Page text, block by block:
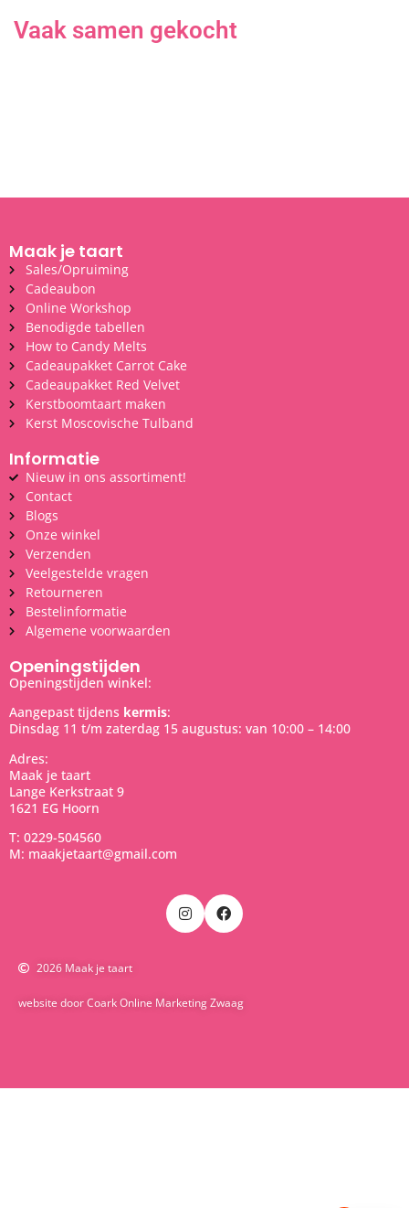
Vaak samen gekocht
Maak je taart
Sales/Opruiming
Cadeaubon
Online Workshop
Benodigde tabellen
How to Candy Melts
Cadeaupakket Carrot Cake
Cadeaupakket Red Velvet
Kerstboomtaart maken
Kerst Moscovische Tulband
Informatie
Nieuw in ons assortiment!
Contact
Blogs
Onze winkel
Verzenden
Veelgestelde vragen
Retourneren
Bestelinformatie
Algemene voorwaarden
Openingstijden
Openingstijden winkel:
Aangepast tijdens kermis:
Dinsdag 11 t/m zaterdag 15 augustus: van 10:00 – 14:00
Adres:
Maak je taart
Lange Kerkstraat 9
1621 EG Hoorn
T: 0229-504560
M: maakjetaart@gmail.com
2026 Maak je taart
website door Coark Online Marketing Zwaag